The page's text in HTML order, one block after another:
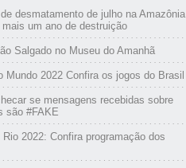
desmatamento de julho na Amazônia
um ano de destruição
Salgado no Museu do Amanhã
Mundo 2022 Confira os jogos do Brasil
se mensagens recebidas sobre
são #FAKE
2022: Confira programação dos